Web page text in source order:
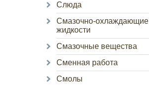
Слюда
Смазочно-охлаждающие
жидкости
Смазочные вещества
Сменная работа
Смолы